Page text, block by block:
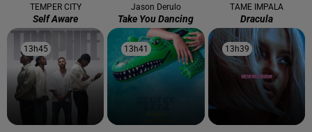
TEMPER CITY
Self Aware
Jason Derulo
Take You Dancing
TAME IMPALA
Dracula
13h45
13h45 13h41
13h41 13h39
13h39